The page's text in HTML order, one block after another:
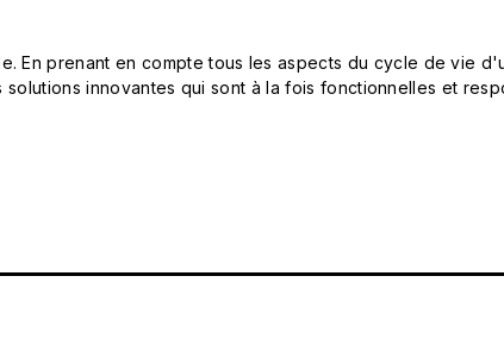
En prenant en compte tous les aspects du cycle de vie
innovantes qui sont à la fois fonctionnelles et